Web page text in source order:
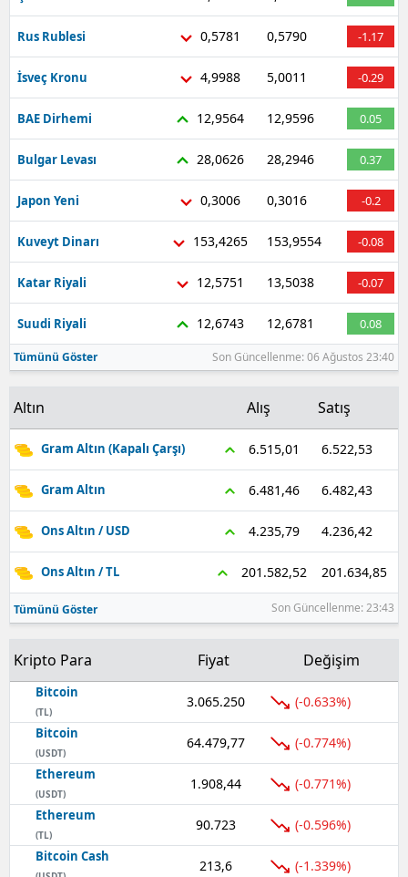
Malatya
Kahramanmaraş
Mardin
Muğla
Nevşehir
Niğde
Ordu
Rize
Sakarya
Siirt
Sinop
Sivas
Tekirdağ
Tokat
Trabzon
Tunceli
Şanlıurfa
Uşak
Yozgat
Rus Rublesi 0,5781 0,5790 -1.17
İsveç Kronu 4,9988 5,0011 -0.29
BAE Dirhemi 12,9564 12,9596 0.05
Bulgar Levası 28,0626 28,2946 0.37
Japon Yeni 0,3006 0,3016 -0.2
Kuveyt Dinarı 153,4265 153,9554 -0.08
Katar Riyali 12,5751 13,5038 -0.07
Suudi Riyali 12,6743 12,6781 0.08
Tümünü Göster Son Güncellenme: 06 Ağustos 23:40
Altın Alış Satış
Gram Altın (Kapalı Çarşı) 6.515,01 6.522,53
Gram Altın 6.481,46 6.482,43
Ons Altın / USD 4.235,79 4.236,42
Ons Altın / TL 201.582,52 201.634,85
Tümünü Göster Son Güncellenme: 23:43
Kripto Para Fiyat Değişim
Bitcoin
(TL)
3.065.250 (-0.633%)
Bitcoin
(USDT)
64.479,77 (-0.774%)
Ethereum
(USDT)
1.908,44 (-0.771%)
Ethereum
(TL)
90.723 (-0.596%)
Bitcoin Cash
213,6 (-1.339%)